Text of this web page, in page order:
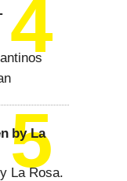
by La
La Rosa.